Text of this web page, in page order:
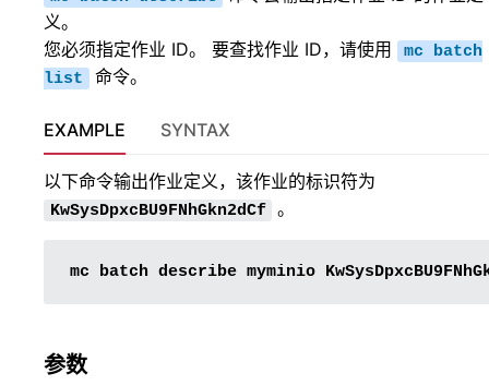
义。
您必须指定作业 ID。 要查找作业 ID，请使用
mc
batch
list 命令。
EXAMPLE
以下命令输出作业定义，该作业的标识符为
KwSysDpxcBU9FNhGkn2dCf 。
mc batch describe myminio
SYNTAX
参数